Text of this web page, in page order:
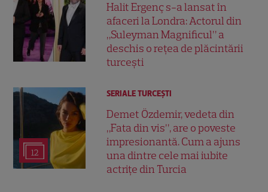
Halit Ergenç s-a lansat în
afaceri la Londra: Actorul din
„Suleyman Magnificul” a
deschis o rețea de plăcintării
turcești
12
SERIALE TURCEŞTI
Demet Özdemir, vedeta din
„Fata din vis”, are o poveste
impresionantă. Cum a ajuns
una dintre cele mai iubite
actrițe din Turcia